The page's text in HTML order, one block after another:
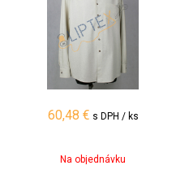
60,48 € s DPH / ks
Na objednávku